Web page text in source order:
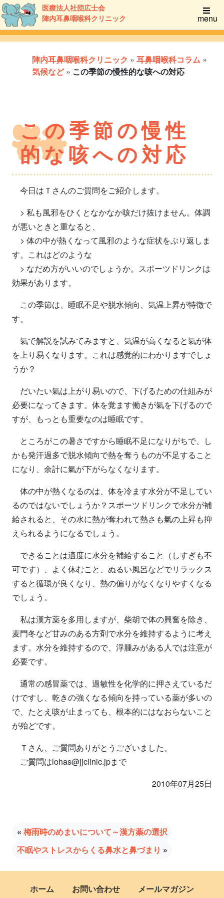
医療法人社団広士会
陣内耳鼻咽喉科クリニック
menu
陣内耳鼻咽喉科クリニック » 耳鼻咽喉科コラム »
気候など» この季節の慢性的な咳への対応
この季節の慢性
的な咳への対応
今日はＴさんのご質問をご紹介します。
> 私も風邪をひくとなかなか咳だけ抜けません。体調
が悪いときと重なると、
> 体の中が熱くなって風邪のような症状をぶり返しま
す。これはどのような
> なだめ方がいいのでしょうか。スポーツドリンクは
効果があります。
この季節は、睡眠不足や脱水傾向、気温上昇が特徴で
す。
氣で解説を試みてみますと、気温が高くなると氣が体
を上り易くなります。これは感覚的にわかりますでしょ
うか？
だいたい氣は上がり易いので、下げるための仕組みが
必要になってきます。体を覚ます働きが氣を下げるので
すが、もっとも重要なのは睡眠です。
ところがこの暑さですから睡眠不足になりがちで、し
かも発汗過多で脱水傾向で熱を奪うものが不足すること
になり、余計に氣が下がらなくなります。
体の中が熱くなるのは、体を冷ます水分が不足してい
るのではないでしょうか？スポーツドリンクで水分が補
給されると、その水に熱が奪われて熱さも氣の上昇も抑
えられるようになるでしょう。
できることは適度に水分を補給すること（しすぎも不
可です）、よく休むこと、ぬるい風呂などでリラックス
すると循環が良くなり、熱の偏りがなくなりやすくなる
でしょう。
私は漢方薬を多用しますが、柴胡で体の興奮を除き、
麦門冬など甘みのある方剤で水分を維持するように考え
ます。水分を維持するので、浮腫みがある人では注意が
必要です。
通常の感冒薬では、過敏性を化学的に押さえているだ
けですし、乾きの強くなる傾向を持っている薬が多いの
で、たとえ咳が止まっても、根本的にはなおらないこと
が殆どです。
Ｔさん、ご質問ありがとうございました。
ご質問はlohas@jjclinic.jpまで
2010年07月25日
« 梅雨時のめまいについて～漢方薬の選択
不眠やストレスからくる鼻水と鼻づまり »
ホーム お問い合わせ メールマガジン